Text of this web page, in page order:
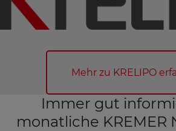
Mehr zu KRELIPO
Immer gut
monatliche KREMER